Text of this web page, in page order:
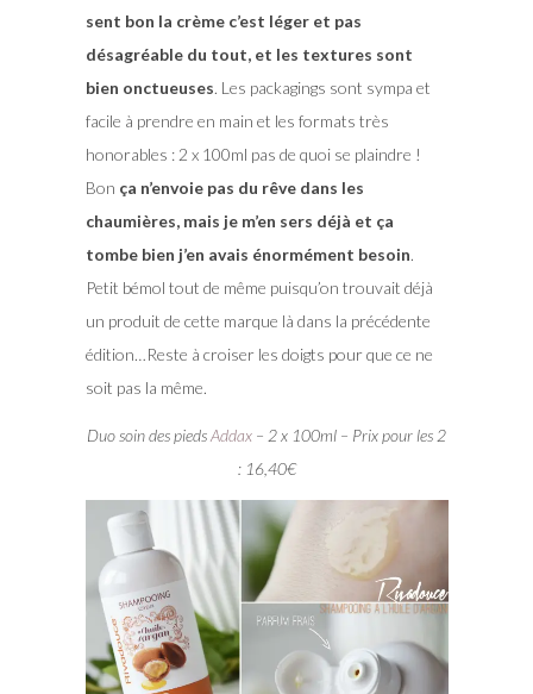
sent bon la crème c’est léger et pas
désagréable du tout, et les textures sont
bien onctueuses. Les packagings sont sympa et
facile à prendre en main et les formats très
honorables : 2 x 100ml pas de quoi se plaindre !
Bon ça n’envoie pas du rêve dans les
chaumières, mais je m’en sers déjà et ça
tombe bien j’en avais énormément besoin.
Petit bémol tout de même puisqu’on trouvait déjà
un produit de cette marque là dans la précédente
édition…Reste à croiser les doigts pour que ce ne
soit pas la même.
Duo soin des piedsAddax – 2 x 100ml – Prix pour les 2
: 16,40€